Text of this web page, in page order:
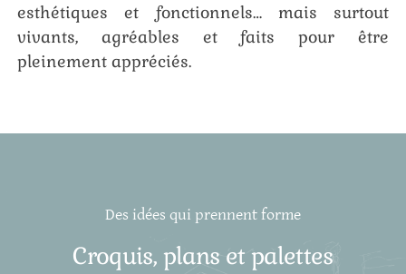
esthétiques et fonctionnels… mais surtout
vivants, agréables et faits pour être
pleinement appréciés.
Des idées qui prennent forme
Croquis, plans et palettes